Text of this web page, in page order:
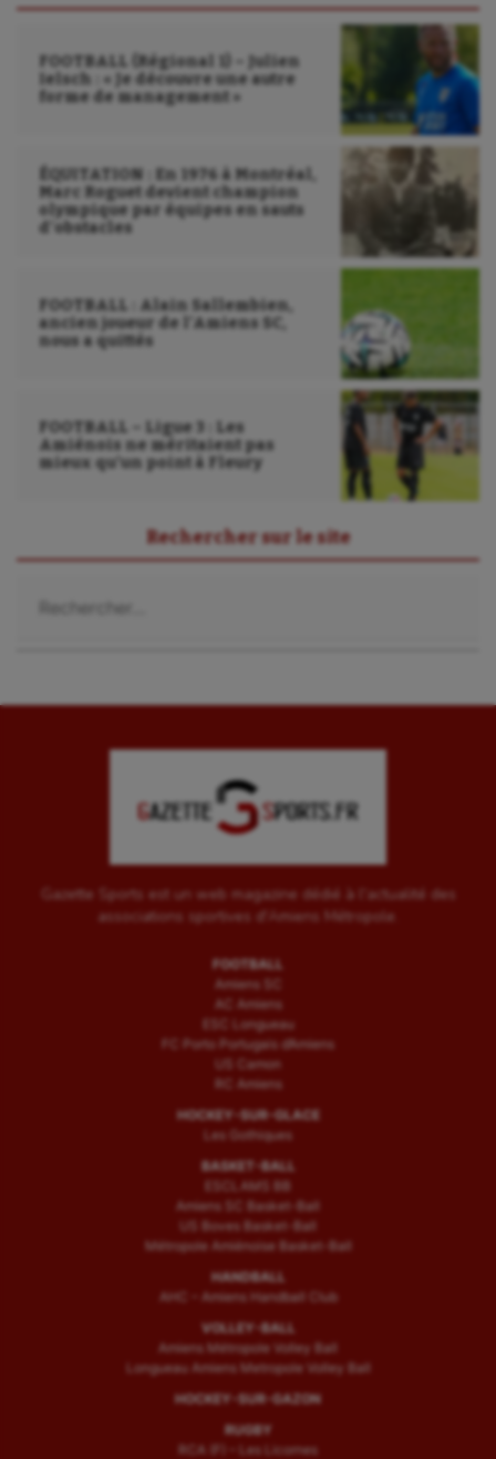
FOOTBALL (Régional 1) – Julien
Ielsch : « Je découvre une autre
forme de management »
ÉQUITATION : En 1976 à Montréal,
Marc Roguet devient champion
olympique par équipes en sauts
d’obstacles
FOOTBALL : Alain Sallembien,
ancien joueur de l’Amiens SC,
nous a quittés
FOOTBALL – Ligue 3 : Les
Amiénois ne méritaient pas
mieux qu’un point à Fleury
Rechercher sur le site
Gazette Sports est un web magazine dédié à l'actualité des
associations sportives d'Amiens Métropole.
FOOTBALL
Amiens SC
AC Amiens
ESC Longueau
FC Porto Portugais d’Amiens
US Camon
RC Amiens
HOCKEY-SUR-GLACE
Les Gothiques
BASKET-BALL
ESCLAMS BB
Amiens SC Basket-Ball
US Boves Basket-Ball
Métropole Amiénoise Basket-Ball
HANDBALL
AHC – Amiens Handball Club
VOLLEY-BALL
Amiens Métropole Volley Ball
Longueau Amiens Metropole Volley Ball
HOCKEY-SUR-GAZON
RUGBY
RCA (F) – Les Licornes